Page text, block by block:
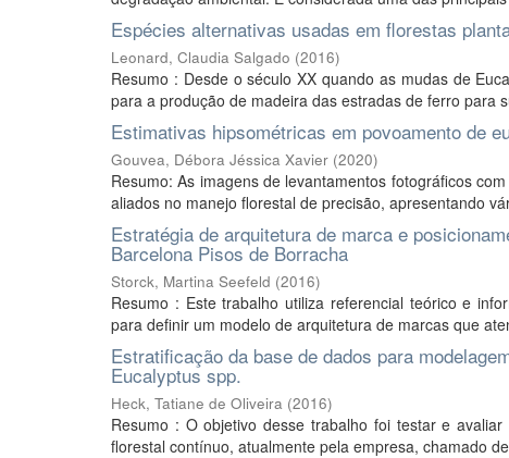
Espécies alternativas usadas em florestas
Leonard, Claudia Salgado (2016)
Resumo : Desde o século XX quando as mudas de
para a produção de madeira das estradas de ferro para
Estimativas hipsométricas em povoamento de
Gouvea, Débora Jéssica Xavier (2020)
Resumo: As imagens de levantamentos fotográficos
aliados no manejo florestal de precisão, apresentando
Estratégia de arquitetura de marca e
Barcelona Pisos de Borracha
Storck, Martina Seefeld (2016)
Resumo : Este trabalho utiliza referencial teórico e
para definir um modelo de arquitetura de marcas que
Estratificação da base de dados para
Eucalyptus spp.
Heck, Tatiane de Oliveira (2016)
Resumo : O objetivo desse trabalho foi testar e
florestal contínuo, atualmente pela empresa, chamado